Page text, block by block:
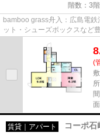
階数：3
bamboo grass舟入：広島電
ット・シューズボックスなど
(
賃貸｜アパート コーポ石